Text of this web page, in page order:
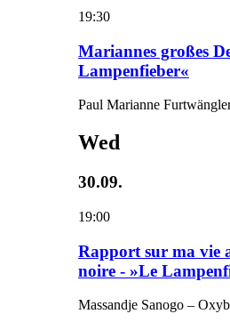
19:30
Mariannes großes
Lampenfieber«
Paul Marianne
Wed
30.09.
19:00
Rapport sur ma vie
noire - »Le
Massandje Sanogo –